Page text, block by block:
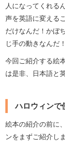
人になってくれる
声を英語に変える
だけなんだ！かぼ
じ手の動きなんだ
今回ご紹介する絵
は是非、日本語と
ハロウィンで
絵本の紹介の前に
ンをまずご紹介しま